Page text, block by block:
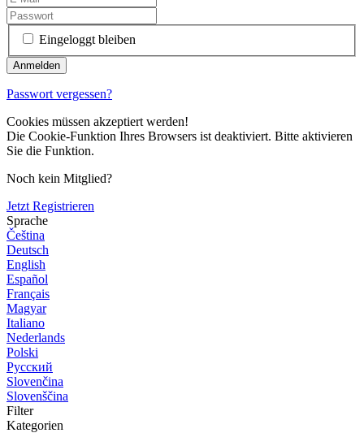
Eingeloggt bleiben
Passwort vergessen?
Cookies müssen akzeptiert werden!
Die Cookie-Funktion Ihres Browsers ist deaktiviert. Bitte aktivieren
Sie die Funktion.
Noch kein Mitglied?
Jetzt Registrieren
Sprache
Čeština
Deutsch
English
Español
Français
Magyar
Italiano
Nederlands
Polski
Русский
Slovenčina
Slovenščina
Filter
Kategorien